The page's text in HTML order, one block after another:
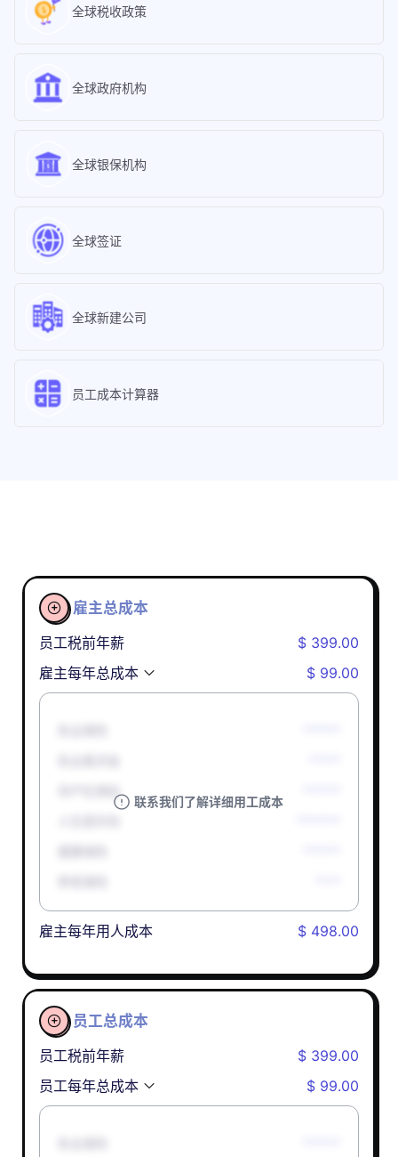
全球税收政策
全球政府机构
全球银保机构
全球签证
全球新建公司
员工成本计算器

雇主总成本
员工税前年薪
$ 399.00
雇主每年总成本
$ 99.00
联系我们了解详细用工成本
孕产妇津贴
雇主每年用人成本 $ 498.00

员工总成本
员工税前年薪
$ 399.00
员工每年总成本
$ 99.00